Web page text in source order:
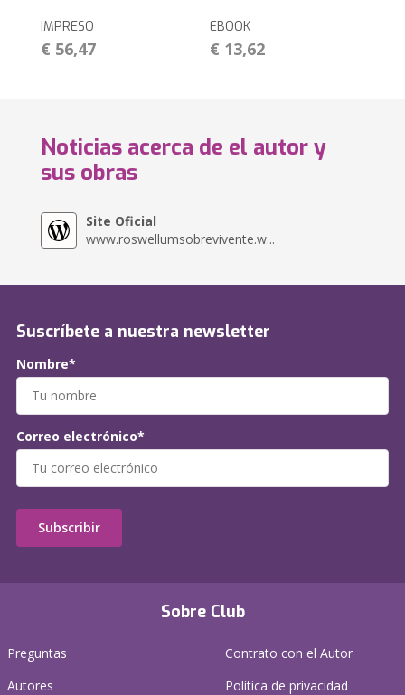
IMPRESO
€ 56,47
EBOOK
€ 13,62
Noticias acerca de el autor y
sus obras
Site Oficial
www.roswellumsobrevivente.w...
Sobre Club
Preguntas
Autores
Contrato con el Autor
Política de privacidad
Suscríbete a nuestra newsletter
Nombre*
Correo electrónico*
Subscribir